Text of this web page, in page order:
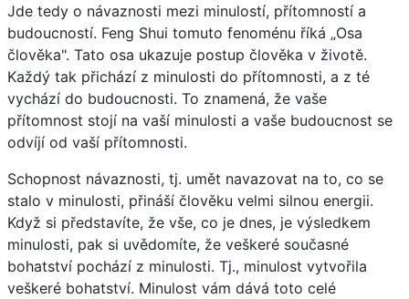
Jde tedy o návaznosti mezi minulostí, přítomností a
budoucností. Feng Shui tomuto fenoménu říká „Osa
člověka". Tato osa ukazuje postup člověka v životě.
Každý tak přichází z minulosti do přítomnosti, a z té
vychází do budoucnosti. To znamená, že vaše
přítomnost stojí na vaší minulosti a vaše budoucnost se
odvíjí od vaší přítomnosti.
Schopnost návaznosti, tj. umět navazovat na to, co se
stalo v minulosti, přináší člověku velmi silnou energii.
Když si představíte, že vše, co je dnes, je výsledkem
minulosti, pak si uvědomíte, že veškeré současné
bohatství pochází z minulosti. Tj., minulost vytvořila
veškeré bohatství. Minulost vám dává toto celé